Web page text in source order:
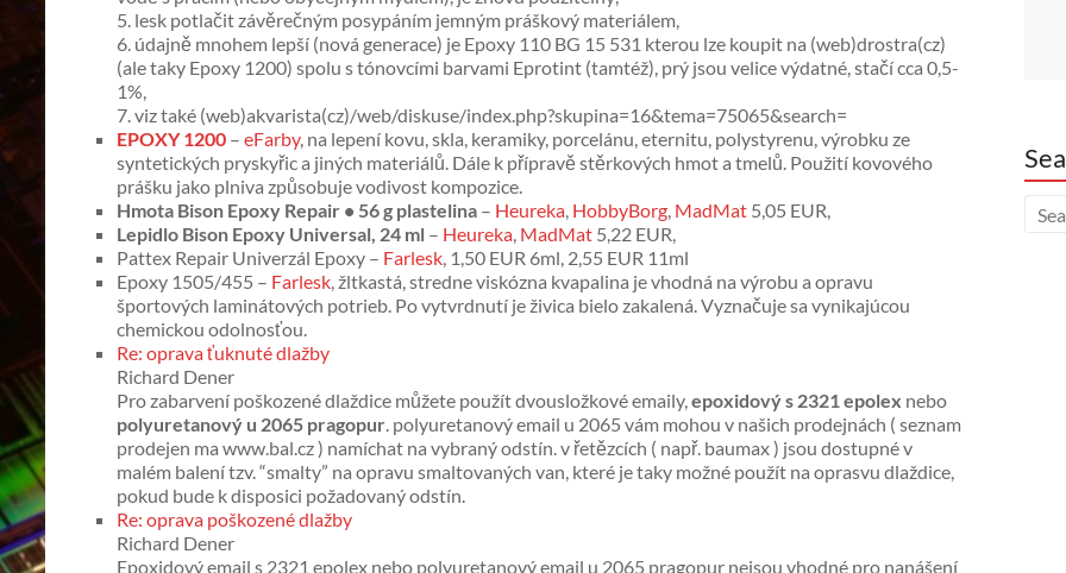
5. lesk potlačit závěrečným posypáním jemným práškový materiálem,
6. údajně mnohem lepší (nová generace) je Epoxy 110 BG 15 531 kterou lze koupit na (web)drostra(cz)
(ale taky Epoxy 1200) spolu s tónovcími barvami Eprotint (tamtéž), prý jsou velice výdatné, stačí cca 0,5-
1%,
7. viz také (web)akvarista(cz)/web/diskuse/index.php?skupina=16&tema=75065&search=
EPOXY 1200 – eFarby, na lepení kovu, skla, keramiky, porcelánu, eternitu, polystyrenu, výrobku ze
syntetických pryskyřic a jiných materiálů. Dále k přípravě stěrkových hmot a tmelů. Použití kovového
prášku jako plniva způsobuje vodivost kompozice.
Hmota Bison Epoxy Repair • 56 g plastelina – Heureka, HobbyBorg, MadMat 5,05 EUR,
Lepidlo Bison Epoxy Universal, 24 ml – Heureka, MadMat 5,22 EUR,
Pattex Repair Univerzál Epoxy – Farlesk, 1,50 EUR 6ml, 2,55 EUR 11ml
Epoxy 1505/455 – Farlesk, žltkastá, stredne viskózna kvapalina je vhodná na výrobu a opravu
športových laminátových potrieb. Po vytvrdnutí je živica bielo zakalená. Vyznačuje sa vynikajúcou
chemickou odolnosťou.
Re: oprava ťuknuté dlažby
Richard Dener
Pro zabarvení poškozené dlaždice můžete použít dvousložkové emaily,epoxidový s 2321 epolex nebo
polyuretanový u 2065 pragopur. polyuretanový email u 2065 vám mohou v našich prodejnách ( seznam
prodejen ma www.bal.cz ) namíchat na vybraný odstín. v řetězcích ( např. baumax ) jsou dostupné v
malém balení tzv. “smalty” na opravu smaltovaných van, které je taky možné použít na oprasvu dlaždice,
pokud bude k disposici požadovaný odstín.
Re: oprava poškozené dlažby
Richard Dener
Epoxidový email s 2321 epolex nebo polyuretanový email u 2065 pragopur nejsou vhodné pro nanášení